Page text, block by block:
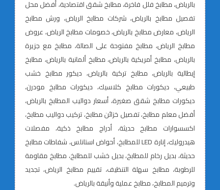
بالرياض، مطابخ فلل فاخرة، مطابخ شقق اقتصادية، أفضل محل
تفصيل مطابخ بالرياض، شركات مطابخ الرياض، ورش مطابخ
الرياض، معارض مطابخ بالرياض، خصومات مطابخ الرياض، عروض
مطابخ الرياض، مطابخ مفتوحة على الصالة، مطابخ مع جزيرة
بالرياض، مطابخ أمريكية بالرياض، مطابخ ألمانية بالرياض، مطابخ
إيطالية بالرياض، مطابخ تركية بالرياض، ديكور مطابخ خشب
طبيعي، ديكورات مطابخ كلاسيك، ديكورات مطابخ مودرن،
ديكورات مطابخ شقق صغيرة، أسعار دواليب المطابخ بالرياض،
أفضل معلم مطابخ، تفصيل خزائن مطابخ، تركيب دواليب مطابخ،
اكسسوارات مطابخ حديثة، أدراج مطابخ ذكية، مفصلات
هيدروليك، إنارة LED للمطابخ، أحواض استانلس، شفاطات مطابخ
حديثة، بديل رخام للمطابخ، بديل خشب للمطابخ، مطابخ مقاومة
للرطوبة، مطابخ سهلة التنظيف، تقييم مطابخ الرياض، تجديد
وترميم المطابخ، مطابخ عملية وأنيقة بالرياض.